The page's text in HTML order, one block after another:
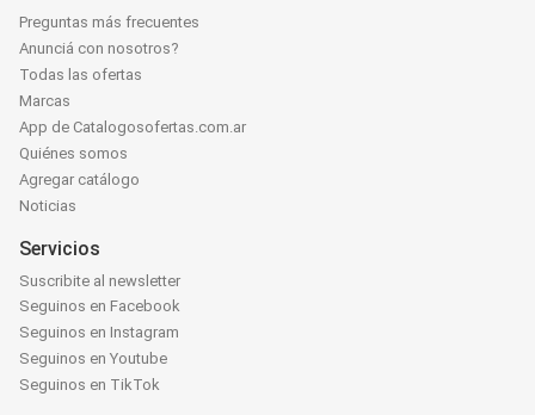
Preguntas más frecuentes
Anunciá con nosotros?
Todas las ofertas
Marcas
App de Catalogosofertas.com.ar
Quiénes somos
Agregar catálogo
Noticias
Servicios
Suscribite al newsletter
Seguinos en Facebook
Seguinos en Instagram
Seguinos en Youtube
Seguinos en TikTok